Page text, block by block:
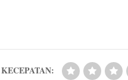
KECEPATAN: